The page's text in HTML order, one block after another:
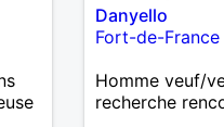
Danyello
Fort-de-France
Homme veuf/
recherche